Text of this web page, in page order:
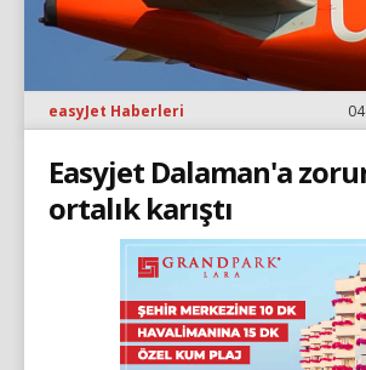
easyJet Haberleri
Easyjet Dalaman'a
ortalık karıştı